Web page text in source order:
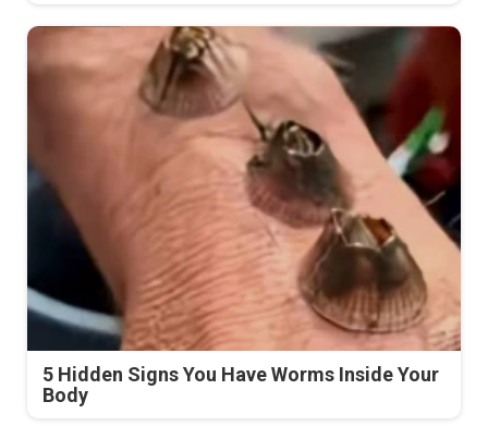
5 Hidden Signs You Have Worms Inside Your
Body